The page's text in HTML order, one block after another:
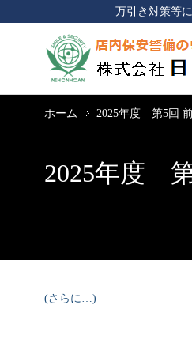
万引き対策等
ホーム 2025年度 第5回
2025年度
(さらに…)